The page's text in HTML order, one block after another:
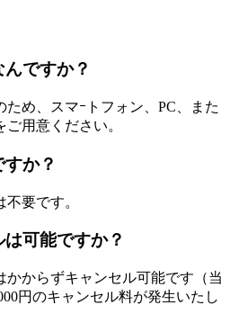
ですか？
め、スマｰトフォン、PC、また
用意ください。
か？
要です。
可能ですか？
からずキャンセル可能です（当
円のキャンセル料が発生いたし